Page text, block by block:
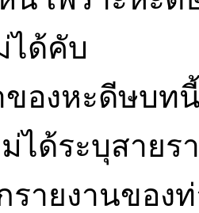
ได้คับ
ของหะดีษบท
ได้ระบุสาย
รายงานของ